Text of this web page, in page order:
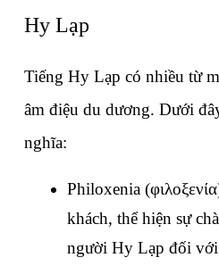
Hy Lạp
Tiếng Hy Lạp có nhiều từ
âm điệu du dương. Dưới
nghĩa:
Philoxenia
khách, thể hiện sự
người Hy Lạp đối với